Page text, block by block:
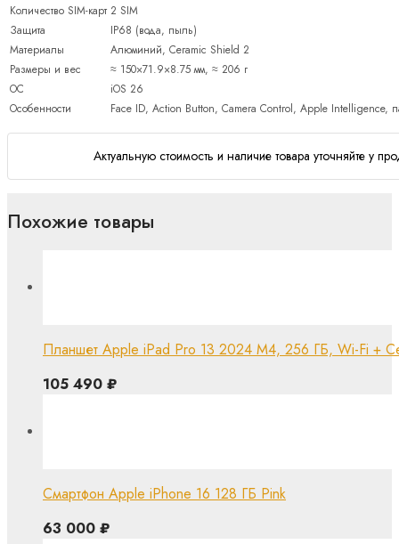
Количество SIM-карт 2 SIM
Защита
IP68 (вода, пыль)
Материалы
Алюминий, Ceramic Shield 2
Размеры и вес
≈ 150×71.9×8.75 мм, ≈ 206 г
ОС
iOS 26
Особенности
Face ID, Action Button, Camera Control, Apple Intelligence,
Актуальную стоимость и наличие товара уточняйте у
Похожие товары
Планшет Apple iPad Pro 13 2024 M4, 256 ГБ, Wi-Fi +
105 490 ₽
Смартфон Apple iPhone 16 128 ГБ Pink
63 000 ₽